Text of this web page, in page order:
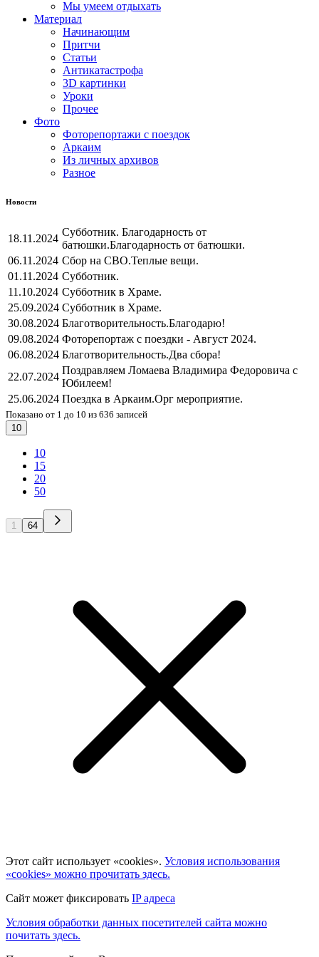
Мы умеем отдыхать
Материал
Начинающим
Притчи
Статьи
Антикатастрофа
3D картинки
Уроки
Прочее
Фото
Фоторепортажи с поездок
Аркаим
Из личных архивов
Разное
Новости
18.11.2024
Субботник. Благодарность от
батюшки.Благодарность от батюшки.
06.11.2024 Сбор на СВО.Теплые вещи.
01.11.2024 Субботник.
11.10.2024 Субботник в Храме.
25.09.2024 Субботник в Храме.
30.08.2024 Благотворительность.Благодарю!
09.08.2024 Фоторепортаж с поездки - Август 2024.
06.08.2024 Благотворительность.Два сбора!
22.07.2024
Поздравляем Ломаева Владимира Федоровича с
Юбилеем!
25.06.2024 Поездка в Аркаим.Орг мероприятие.
Показано от 1 до 10 из 636 записей
10
10
15
20
50
1 64
Этот сайт использует «cookies». Условия использования
«cookies» можно прочитать здесь.
Сайт может фиксировать IP адреса
Условия обработки данных посетителей сайта можно
почитать здесь.